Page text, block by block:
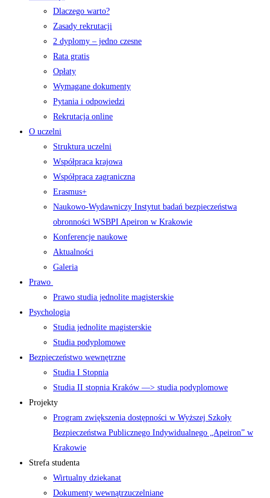
Dlaczego warto?
Zasady rekrutacji
2 dyplomy – jedno czesne
Rata gratis
Opłaty
Wymagane dokumenty
Pytania i odpowiedzi
Rekrutacja online
O uczelni
Struktura uczelni
Współpraca krajowa
Współpraca zagraniczna
Erasmus+
Naukowo-Wydawniczy Instytut badań bezpieczeństwa
obronności WSBPI Apeiron w Krakowie
Konferencje naukowe
Aktualności
Galeria
Prawo
Prawo studia jednolite magisterskie
Psychologia
Studia jednolite magisterskie
Studia podyplomowe
Bezpieczeństwo wewnętrzne
Studia I Stopnia
Studia II stopnia Kraków —> studia podyplomowe
Projekty
Program zwiększenia dostępności w Wyższej Szkoły
Bezpieczeństwa Publicznego Indywidualnego „Apeiron” w
Krakowie
Strefa studenta
Wirtualny dziekanat
Dokumenty wewnątrzuczelniane